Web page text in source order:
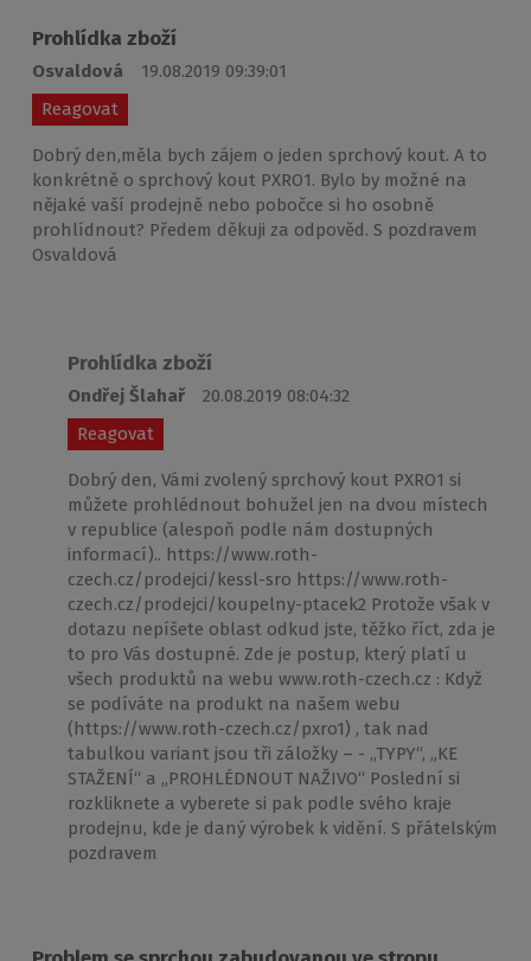
Prohlídka zboží
Osvaldová
19.08.2019 09:39:01
Reagovat
Dobrý den,měla bych zájem o jeden sprchový kout. A to
konkrétně o sprchový kout PXRO1. Bylo by možné na
nějaké vaší prodejně nebo pobočce si ho osobně
prohlídnout? Předem děkuji za odpověd. S pozdravem
Osvaldová
Prohlídka zboží
Ondřej Šlahař
20.08.2019 08:04:32
Reagovat
Dobrý den, Vámi zvolený sprchový kout PXRO1 si
můžete prohlédnout bohužel jen na dvou místech
v republice (alespoň podle nám dostupných
informací).. https://www.roth-
czech.cz/prodejci/kessl-sro https://www.roth-
czech.cz/prodejci/koupelny-ptacek2 Protože však v
dotazu nepíšete oblast odkud jste, těžko říct, zda je
to pro Vás dostupné. Zde je postup, který platí u
všech produktů na webu www.roth-czech.cz : Když
se podíváte na produkt na našem webu
(https://www.roth-czech.cz/pxro1) , tak nad
tabulkou variant jsou tři záložky – - „TYPY“, „KE
STAŽENÍ“ a „PROHLÉDNOUT NAŽIVO“ Poslední si
rozkliknete a vyberete si pak podle svého kraje
prodejnu, kde je daný výrobek k vidění. S přátelským
pozdravem